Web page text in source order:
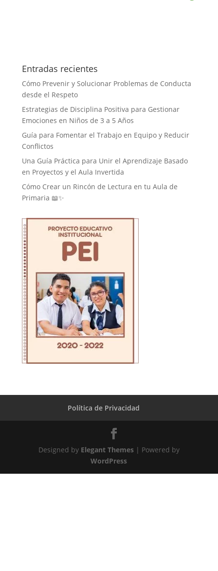
Entradas recientes
Cómo Prevenir y Solucionar Problemas de Conducta
desde el Respeto
Estrategias de Disciplina Positiva para Gestionar
Emociones en Niños de 3 a 5 Años
Guía para Fomentar el Trabajo en Equipo y Reducir
Conflictos
Una Guía Práctica para Unir el Aprendizaje Basado
en Proyectos y el Aula Invertida
Cómo Crear un Rincón de Lectura en tu Aula de
Primaria 📖✨
Política de Privacidad
Designed by Elegant Themes| Powered by
WordPress